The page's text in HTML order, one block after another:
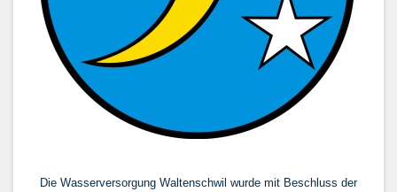
Die Wasserversorgung Waltenschwil wurde mit Beschluss der